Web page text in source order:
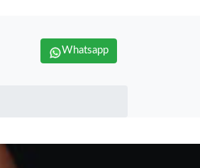
Whatsapp